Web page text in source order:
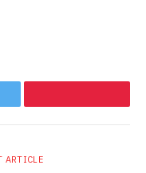
Pinterest
ARTICLE